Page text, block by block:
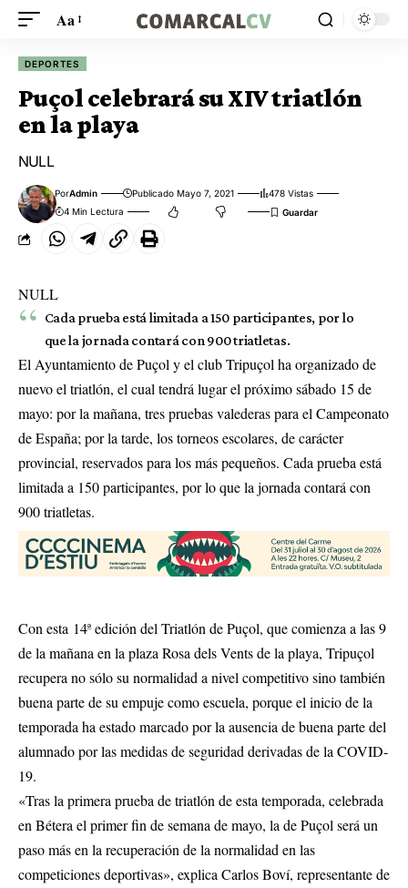
Aa
DEPORTES
Puçol celebrará su XIV triatlón
en la playa
NULL
PorAdmin Publicado Mayo 7, 2021
478 Vistas
4 Min Lectura
NULL
Cada prueba está limitada a 150 participantes, por lo
que la jornada contará con 900 triatletas.
El Ayuntamiento de Puçol y el club Tripuçol ha organizado de
nuevo el triatlón, el cual tendrá lugar el próximo sábado 15 de
mayo: por la mañana, tres pruebas valederas para el Campeonato
de España; por la tarde, los torneos escolares, de carácter
provincial, reservados para los más pequeños. Cada prueba está
limitada a 150 participantes, por lo que la jornada contará con
900 triatletas.
Con esta 14ª edición del Triatlón de Puçol, que comienza a las 9
de la mañana en la plaza Rosa dels Vents de la playa, Tripuçol
recupera no sólo su normalidad a nivel competitivo sino también
buena parte de su empuje como escuela, porque el inicio de la
temporada ha estado marcado por la ausencia de buena parte del
alumnado por las medidas de seguridad derivadas de la COVID-
19.
«Tras la primera prueba de triatlón de esta temporada, celebrada
en Bétera el primer fin de semana de mayo, la de Puçol será un
paso más en la recuperación de la normalidad en las
competiciones deportivas», explica Carlos Boví, representante de